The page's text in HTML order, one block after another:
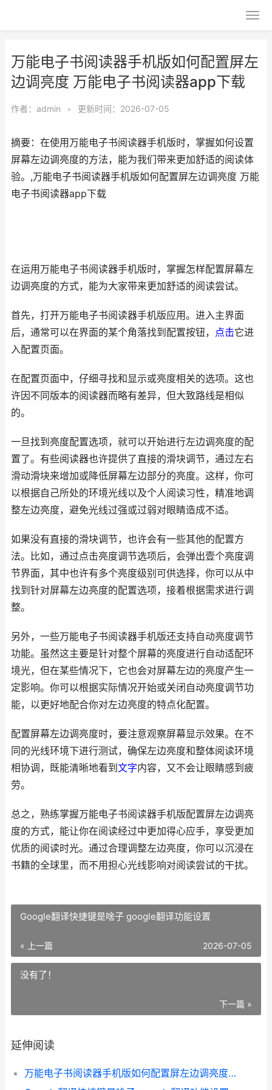
万能电子书阅读器手机版如何配置屏左
边调亮度 万能电子书阅读器app下载
作者： admin • 更新时间：2026-07-05
摘要：在使用万能电子书阅读器手机版时，掌握如何设置
屏幕左边调亮度的方法，能为我们带来更加舒适的阅读体
验。,万能电子书阅读器手机版如何配置屏左边调亮度 万能
电子书阅读器app下载
在运用万能电子书阅读器手机版时，掌握怎样配置屏幕左
边调亮度的方式，能为大家带来更加舒适的阅读尝试。
首先，打开万能电子书阅读器手机版应用。进入主界面
后，通常可以在界面的某个角落找到配置按钮，
点击它进
入配置页面。
在配置页面中，仔细寻找和显示或亮度相关的选项。这也
许因不同版本的阅读器而略有差异，但大致路线是相似
的。
一旦找到亮度配置选项，就可以开始进行左边调亮度的配
置了。有些阅读器也许提供了直接的滑块调节，通过左右
滑动滑块来增加或降低屏幕左边部分的亮度。这样，你可
以根据自己所处的环境光线以及个人阅读习性，精准地调
整左边亮度，避免光线过强或过弱对眼睛造成不适。
如果没有直接的滑块调节，也许会有一些其他的配置方
法。比如，通过点击亮度调节选项后，会弹出壹个亮度调
节界面，其中也许有多个亮度级别可供选择，你可以从中
找到针对屏幕左边亮度的配置选项，接着根据需求进行调
整。
另外，一些万能电子书阅读器手机版还支持自动亮度调节
功能。虽然这主要是针对整个屏幕的亮度进行自动适配环
境光，但在某些情况下，它也会对屏幕左边的亮度产生一
定影响。你可以根据实际情况开始或关闭自动亮度调节功
能，以更好地配合你对左边亮度的特点化配置。
配置屏幕左边调亮度时，要注意观察屏幕显示效果。在不
同的光线环境下进行测试，确保左边亮度和整体阅读环境
相协调，既能清晰地看到 文字内容，又不会让眼睛感到疲
劳。
总之，熟练掌握万能电子书阅读器手机版配置屏左边调亮
度的方式，能让你在阅读经过中更加得心应手，享受更加
优质的阅读时光。通过合理调整左边亮度，你可以沉浸在
书籍的全球里，而不用担心光线影响对阅读尝试的干扰。
Google翻译快捷键是啥子 google翻译功能设置
« 上一篇 2026-07-05
没有了！
下一篇 »
延伸阅读
万能电子书阅读器手机版如何配置屏左边调亮度 万能电子书阅读器app下载